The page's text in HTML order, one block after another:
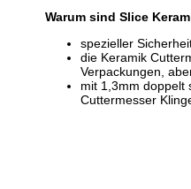
Warum sind Slice
spezieller
die Keramik
Verpackungen,
mit 1,3mm doppelt
Cuttermesser